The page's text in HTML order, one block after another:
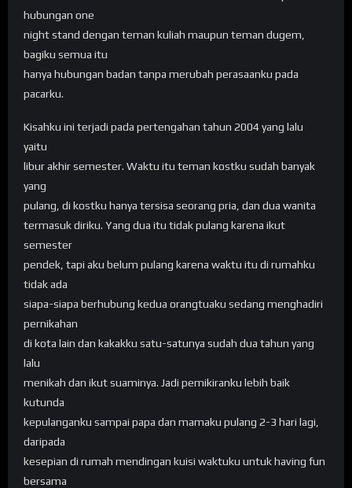
hubungan one
night stand dengan teman kuliah maupun teman dugem,
bagiku semua itu
hanya hubungan badan tanpa merubah perasaanku pada
pacarku.
Kisahku ini terjadi pada pertengahan tahun 2004 yang lalu
yaitu
libur akhir semester. Waktu itu teman kostku sudah banyak
yang
pulang, di kostku hanya tersisa seorang pria, dan dua wanita
termasuk diriku. Yang dua itu tidak pulang karena ikut
semester
pendek, tapi aku belum pulang karena waktu itu di rumahku
tidak ada
siapa-siapa berhubung kedua orangtuaku sedang menghadiri
pernikahan
di kota lain dan kakakku satu-satunya sudah dua tahun yang
lalu
menikah dan ikut suaminya. Jadi pemikiranku lebih baik
kutunda
kepulanganku sampai papa dan mamaku pulang 2-3 hari lagi,
daripada
kesepian di rumah mendingan kuisi waktuku untuk having fun
bersama